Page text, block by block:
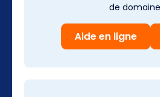
de
Aide en ligne